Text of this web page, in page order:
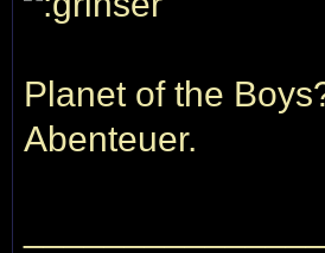
Planet of the
Abenteuer.